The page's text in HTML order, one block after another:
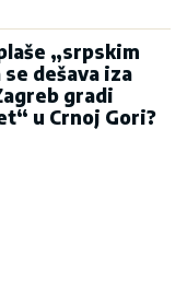
„srpskim
dešava iza
gradi
u Crnoj Gori?